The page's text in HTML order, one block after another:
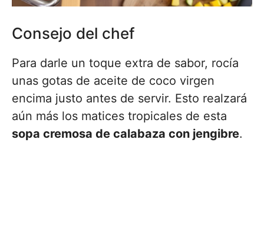
Consejo del chef
Para darle un toque extra de sabor, rocía
unas gotas de aceite de coco virgen
encima justo antes de servir. Esto realzará
aún más los matices tropicales de esta
sopa cremosa de calabaza con jengibre.